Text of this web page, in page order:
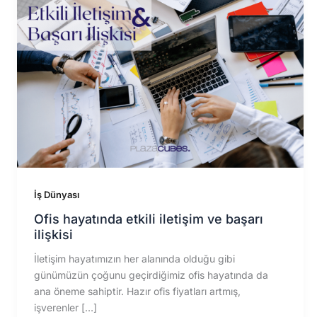
İş Dünyası
Ofis hayatında etkili iletişim ve başarı
ilişkisi
İletişim hayatımızın her alanında olduğu gibi
günümüzün çoğunu geçirdiğimiz ofis hayatında da
ana öneme sahiptir. Hazır ofis fiyatları artmış,
işverenler […]